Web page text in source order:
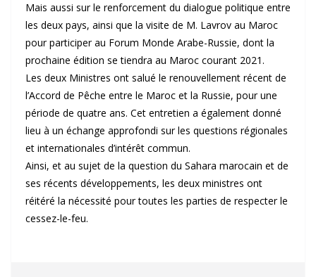
Mais aussi sur le renforcement du dialogue politique entre
les deux pays, ainsi que la visite de M. Lavrov au Maroc
pour participer au Forum Monde Arabe-Russie, dont la
prochaine édition se tiendra au Maroc courant 2021.
Les deux Ministres ont salué le renouvellement récent de
l’Accord de Pêche entre le Maroc et la Russie, pour une
période de quatre ans. Cet entretien a également donné
lieu à un échange approfondi sur les questions régionales
et internationales d’intérêt commun.
Ainsi, et au sujet de la question du Sahara marocain et de
ses récents développements, les deux ministres ont
réitéré la nécessité pour toutes les parties de respecter le
cessez-le-feu.